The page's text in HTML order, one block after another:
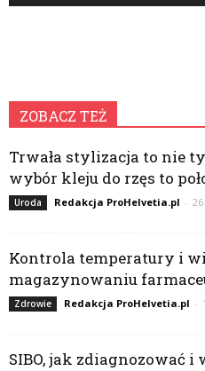
ZOBACZ TEŻ
Trwała stylizacja to nie
wybór kleju do rzęs to
Uroda Redakcja ProHelvetia.pl -
Kontrola temperatury i
magazynowaniu
Zdrowie Redakcja ProHelvetia.pl -
SIBO, jak zdiagnozować i